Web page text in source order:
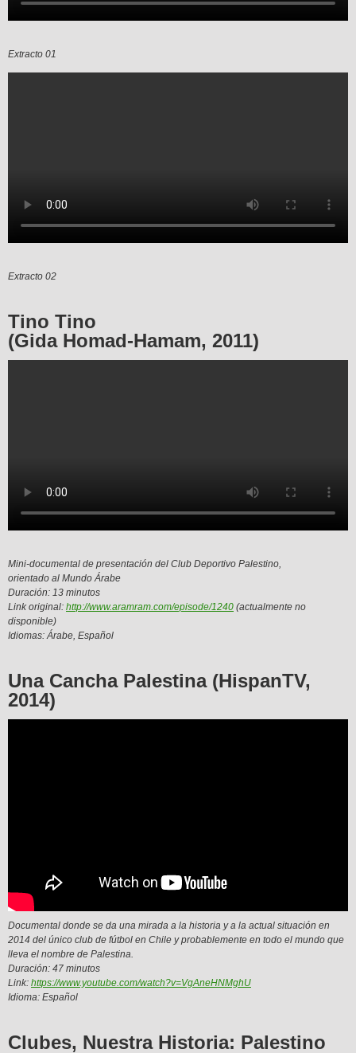
Extracto 01
Extracto 02
Tino Tino
(Gida Homad-Hamam, 2011)
Mini-documental de presentación del Club Deportivo Palestino,
orientado al Mundo Árabe
Duración: 13 minutos
Link original: http://www.aramram.com/episode/1240 (actualmente no
disponible)
Idiomas: Árabe, Español
Una Cancha Palestina (HispanTV,
2014)
Documental donde se da una mirada a la historia y a la actual situación en
2014 del único club de fútbol en Chile y probablemente en todo el mundo que
lleva el nombre de Palestina.
Duración: 47 minutos
Link: https://www.youtube.com/watch?v=VgAneHNMghU
Idioma: Español
Clubes, Nuestra Historia: Palestino